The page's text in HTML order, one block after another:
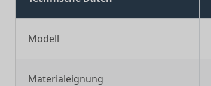
Modell
Materialeignung